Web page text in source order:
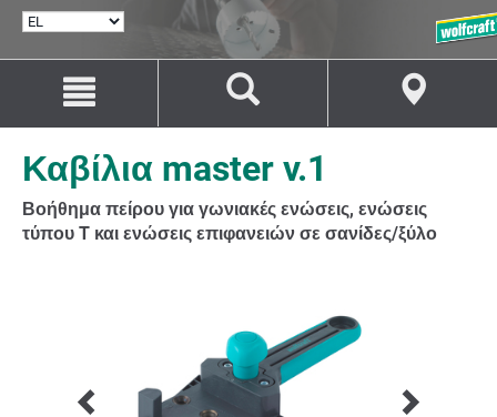
ΕΠΙΛΟΓΉ
Μετάβαση
περιεχόμενο
Μετάβαση
πλοήγηση
Καβίλια master v.1
Βοήθημα πείρου για γωνιακές ενώσεις, ενώσεις
τύπου T και ενώσεις επιφανειών σε σανίδες/ξύλο